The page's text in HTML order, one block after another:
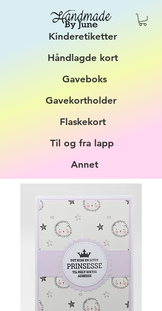
Kinderetiketter
Håndlagde kort
Gaveboks
Gavekortholder
Flaskekort
Til og fra lapp
Annet